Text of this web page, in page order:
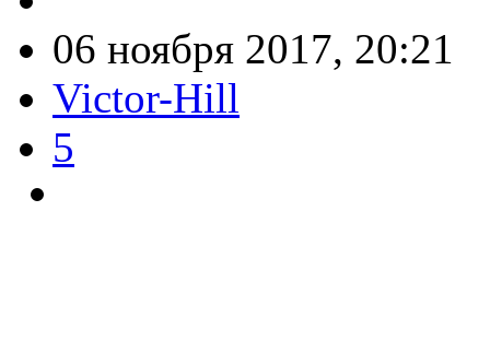
06 ноября 2017, 20:21
Victor-Hill
5